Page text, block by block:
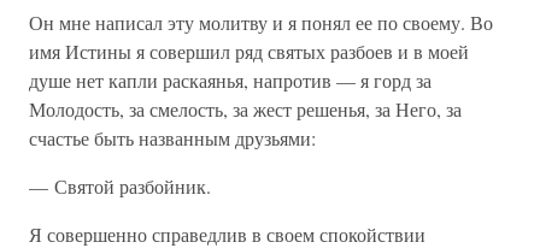
Он мне написал эту молитву и я понял ее по своему. Во
имя Истины я совершил ряд святых разбоев и в моей
душе нет капли раскаянья, напротив — я горд за
Молодость, за смелость, за жест решенья, за Него, за
счастье быть названным друзьями:
— Святой разбойник.
Я совершенно справедлив в своем спокойствии